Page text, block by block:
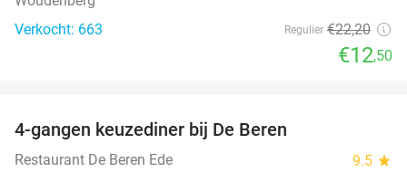
Verkocht: 663
Regulier €22,20
€12,50
4-gangen keuzediner bij De Beren
Restaurant De Beren Ede 9.5 star